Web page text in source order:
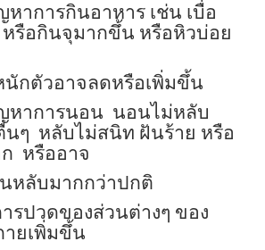
าการกินอาหาร เช่น เบื่อ
หรือกินจุมากขึ้น หรือหิวบ่อย
นักตัวอาจลดหรือเพิ่มขึ้น
หาการนอน นอนไม่หลับ
นๆ หลับไม่สนิท ฝันร้าย หรือ
หรืออาจ
หลับมากกว่าปกติ
รปวดของส่วนต่างๆ ของ
ายเพิ่มขึ้น